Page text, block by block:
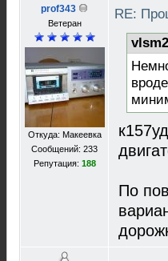
prof343
Ветеран
Откуда: Макеевка
Сообщений: 233
Репутация: 188
RE:
По